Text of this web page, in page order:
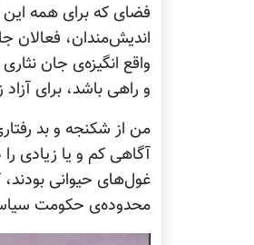
فضای که برای همه این
اندیش‌مندان، فعالان
واقع انگیزه‌ی جان
و راهی باشد، برای
من از شکنجه و بد
آگاهی کم و یا زیادی
غول‌های حیوانی
محدوده‌ی حکومت سیاسی